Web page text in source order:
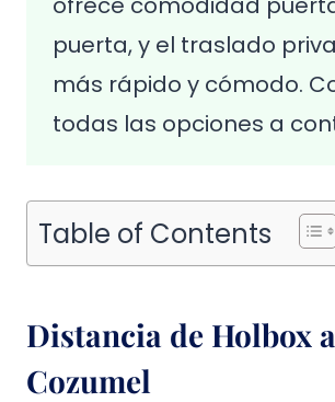
puerta, y el traslado
más rápido y cómodo.
todas las opciones a
Table of Contents
Distancia de Holbox a
Cozumel